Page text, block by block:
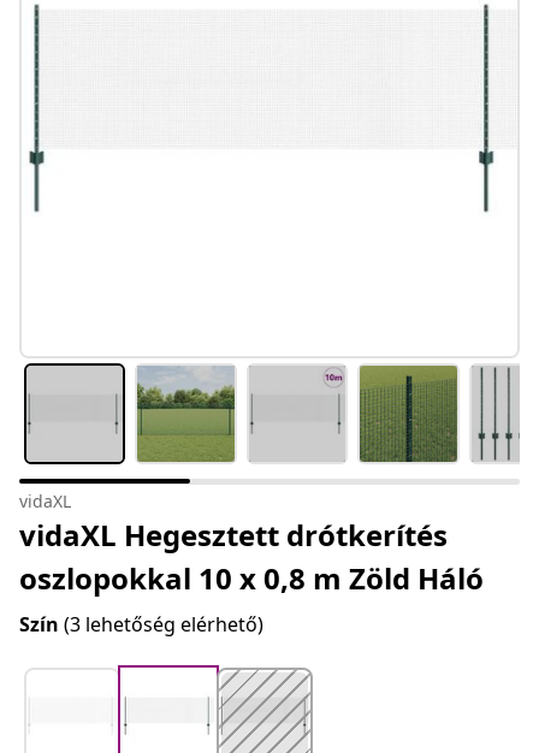
vidaXL
vidaXL Hegesztett drótkerítés
oszlopokkal 10 x 0,8 m Zöld Háló
Szín (3 lehetőség elérhető)